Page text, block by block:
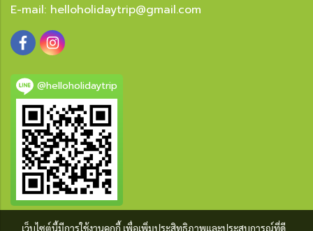
E-mail: helloholidaytrip@gmail.com
@helloholidaytrip
เว็บไซต์นี้มีการใช้งานคุกกี้ เพื่อเพิ่มประสิทธิภาพและประสบการณ์ที่ดี